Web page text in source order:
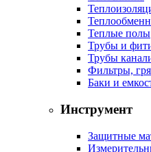
Теплые полы
Трубы и
Трубы
Фильтры,
Баки и
Инструмент
Защитные